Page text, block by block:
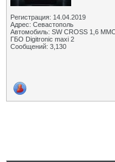
Регистрация: 14.04.2019
Адрес: Севастополь
Автомобиль: SW CROSS 1,6
ГБО Digitronic maxi 2
Сообщений: 3,130